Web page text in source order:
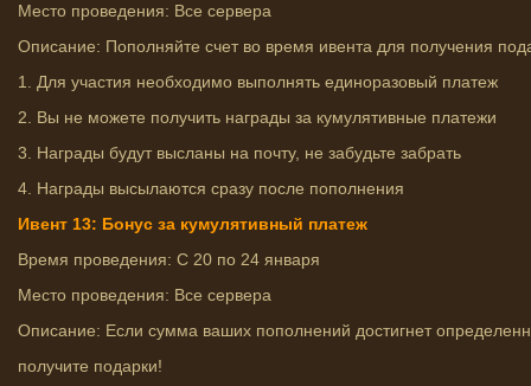
Место проведения: Все сервера
Описание: Пополняйте счет во время ивента для получения
1. Для участия необходимо выполнять единоразовый платеж
2. Вы не можете получить награды за кумулятивные платежи
3. Награды будут высланы на почту, не забудьте забрать
4. Награды высылаются сразу после пополнения
Ивент 13: Бонус за кумулятивный платеж
Время проведения: С 20 по 24 января
Место проведения: Все сервера
Описание: Если сумма ваших пополнений достигнет
получите подарки!